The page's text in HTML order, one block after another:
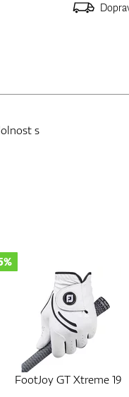
s
FootJoy GT Xtreme 19